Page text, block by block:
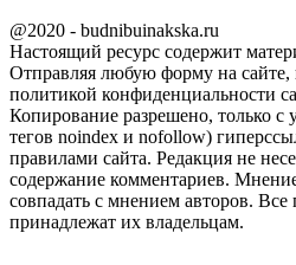
@2020 - budnibuinakska.ru
Настоящий ресурс содержит
Отправляя любую форму на сайте,
политикой конфиденциальности
Копирование разрешено, только с
тегов noindex и nofollow)
правилами сайта. Редакция не
содержание комментариев.
совпадать с мнением авторов. Все
принадлежат их владельцам.